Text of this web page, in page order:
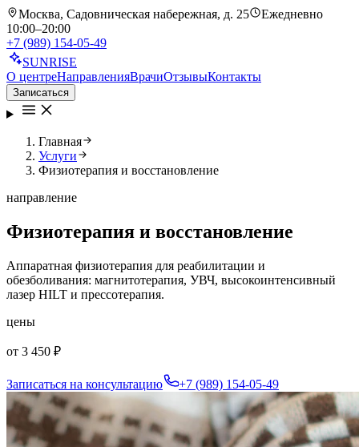
Москва, Садовническая набережная, д. 25
Ежедневно
10:00–20:00
+7 (989) 154-05-49
SUNRISE
О центреНаправленияВрачиОтзывыКонтакты
Записаться
Главная
Услуги
Физиотерапия и восстановление
направление
Физиотерапия и восстановление
Аппаратная физиотерапия для реабилитации и
обезболивания: магнитотерапия, УВЧ, высокоинтенсивный
лазер HILT и прессотерапия.
цены
от 3 450 ₽
Записаться на консультацию +7 (989) 154-05-49